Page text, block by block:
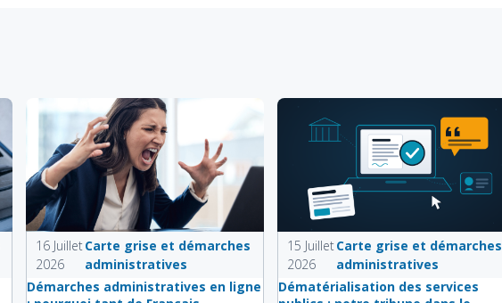
16 Juillet
2026
Carte grise et démarches
administratives
Démarches administratives en ligne
15 Juillet
2026
Carte grise et démarches
administratives
Dématérialisation des services